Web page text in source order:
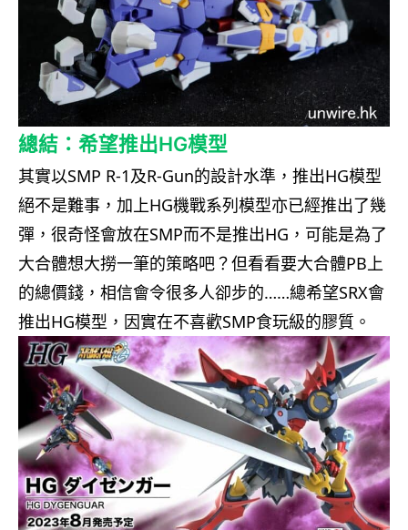
總結：希望推出HG模型
其實以SMP R-1及R-Gun的設計水準，推出HG模型
絕不是難事，加上HG機戰系列模型亦已經推出了幾
彈，很奇怪會放在SMP而不是推出HG，可能是為了
大合體想大撈一筆的策略吧？但看看要大合體PB上
的總價錢，相信會令很多人卻步的……總希望SRX會
推出HG模型，因實在不喜歡SMP食玩級的膠質。